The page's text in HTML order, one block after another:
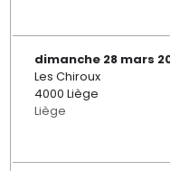
dimanche 28 mars
Les Chiroux
4000 Liège
Liège